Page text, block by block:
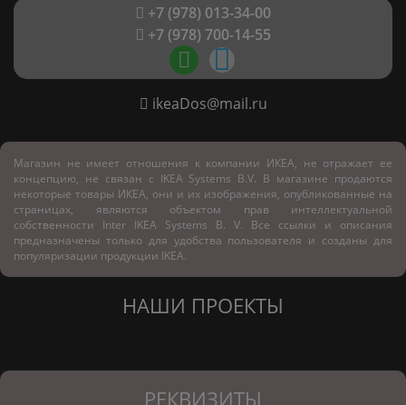
+7 (978) 013-34-00
+7 (978) 700-14-55
ikeaDos@mail.ru
Магазин не имеет отношения к компании ИКЕА, не отражает ее
концепцию, не связан с IKEA Systems B.V. В магазине продаются
некоторые товары ИКЕА, они и их изображения, опубликованные на
страницах, являются объектом прав интеллектуальной
собственности Inter IKEA Systems B. V. Все ссылки и описания
предназначены только для удобства пользователя и созданы для
популяризации продукции IKEA.
НАШИ ПРОЕКТЫ
РЕКВИЗИТЫ